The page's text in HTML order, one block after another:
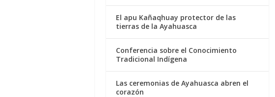
El apu Kañaqhuay protector de las
tierras de la Ayahuasca
Conferencia sobre el Conocimiento
Tradicional Indígena
Las ceremonias de Ayahuasca abren el
corazón